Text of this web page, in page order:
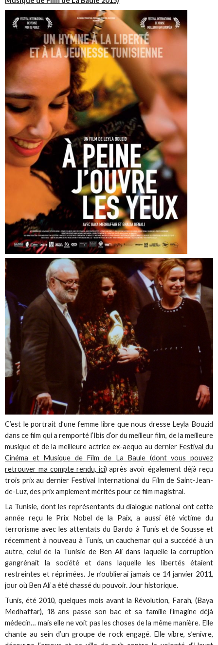
C’est le portrait d’une femme libre que nous dresse Leyla Bouzid
dans ce film qui a remporté l’Ibis d’or du meilleur film, de la meilleure
musique et de la meilleure actrice ex-aequo au dernier Festival du
Cinéma et Musique de Film de La Baule (dont vous pouvez
retrouver ma compte rendu, ici) après avoir également déjà reçu
trois prix au dernier Festival International du Film de Saint-Jean-
de-Luz, des prix amplement mérités pour ce film magistral.
La Tunisie, dont les représentants du dialogue national ont cette
année reçu le Prix Nobel de la Paix, a aussi été victime du
terrorisme avec les attentats du Bardo à Tunis et de Sousse et
récemment à nouveau à Tunis, un cauchemar qui a succédé à un
autre, celui de la Tunisie de Ben Ali dans laquelle la corruption
gangrénait la société et dans laquelle les libertés étaient
restreintes et réprimées. Je n’oublierai jamais ce 14 janvier 2011,
jour où Ben Ali a été chassé du pouvoir. Jour historique.
Tunis, été 2010, quelques mois avant la Révolution, Farah, (Baya
Medhaffar), 18 ans passe son bac et sa famille l’imagine déjà
médecin… mais elle ne voit pas les choses de la même manière. Elle
chante au sein d’un groupe de rock engagé. Elle vibre, s’enivre,